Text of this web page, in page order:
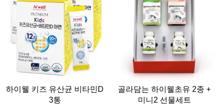
하이웰 키즈 유산균 비타민D
3통
골라담는 하이웰초유 2종 +
미니2 선물세트